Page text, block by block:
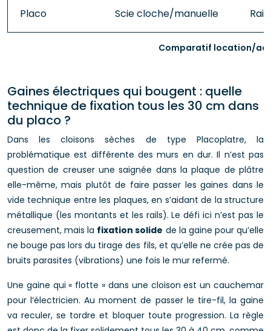
Comparatif location/
Placo Scie cloche/manuelle
Gaines électriques qui bougent : quelle
technique de fixation tous les 30 cm dans
du placo ?
Dans les cloisons sèches de type Placoplatre, la
problématique est différente des murs en dur. Il n’est pas
question de creuser une saignée dans la plaque de plâtre
elle-même, mais plutôt de faire passer les gaines dans le
vide technique entre les plaques, en s’aidant de la structure
métallique (les montants et les rails). Le défi ici n’est pas le
creusement, mais la fixation solide de la gaine pour qu’elle
ne bouge pas lors du tirage des fils, et qu’elle ne crée pas de
bruits parasites (vibrations) une fois le mur refermé.
Une gaine qui « flotte » dans une cloison est un cauchemar
pour l’électricien. Au moment de passer le tire-fil, la gaine
va reculer, se tordre et bloquer toute progression. La règle